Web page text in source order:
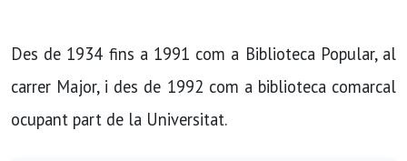
Des de 1934 fins a 1991 com a Biblioteca Popular, al
carrer Major, i des de 1992 com a biblioteca comarcal
ocupant part de la Universitat.